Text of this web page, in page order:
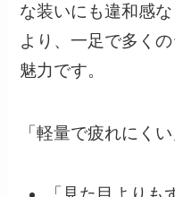
な装いにも違和感
より、一足で多く
魅力です。
「軽量で疲れにくい